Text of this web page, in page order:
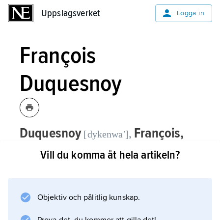
Uppslagsverket Logga in
François
Duquesnoy
Duquesnoy [dykenwaʹ], François,
1597–1643, flamländsk skulptör,
verksam i Italien.
1620-talet utförde småskulpturer i brons,
Vill du komma åt hela artikeln?
Objektiv och pålitlig kunskap.